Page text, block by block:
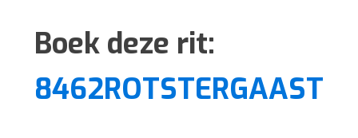
Boek deze rit:
8462ROTSTERGAAST